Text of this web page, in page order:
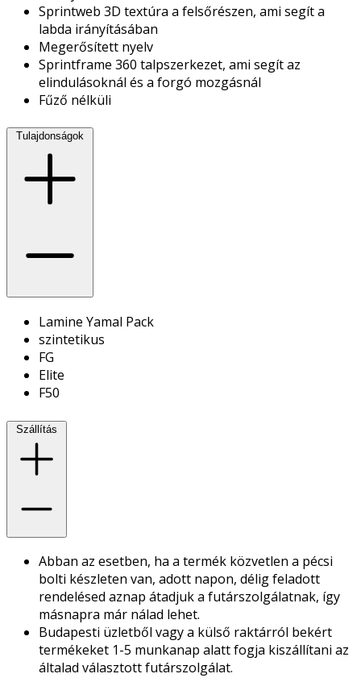
Sprintweb 3D textúra a felsőrészen, ami segít a
labda irányításában
Megerősített nyelv
Sprintframe 360 talpszerkezet, ami segít az
elindulásoknál és a forgó mozgásnál
Fűző nélküli
Tulajdonságok
Lamine Yamal Pack
szintetikus
FG
Elite
F50
Szállítás
Abban az esetben, ha a termék közvetlen a pécsi
bolti készleten van, adott napon, délig feladott
rendelésed aznap átadjuk a futárszolgálatnak, így
másnapra már nálad lehet.
Budapesti üzletből vagy a külső raktárról bekért
termékeket 1-5 munkanap alatt fogja kiszállítani az
általad választott futárszolgálat.